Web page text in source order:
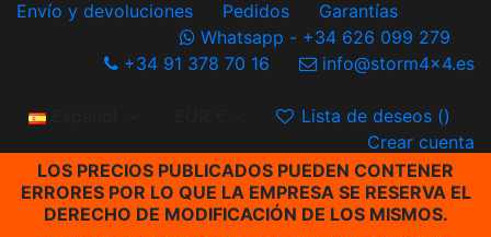
Envío y devoluciones Pedidos
Garantías
Whatsapp - +34 626 099 279
+34 91 378 70 16
info@storm4x4.es
Español Lista de deseos ()
Crear cuenta
LOS PRECIOS PUBLICADOS PUEDEN CONTENER
ERRORES POR LO QUE LA EMPRESA SE RESERVA EL
DERECHO DE MODIFICACIÓN DE LOS MISMOS.